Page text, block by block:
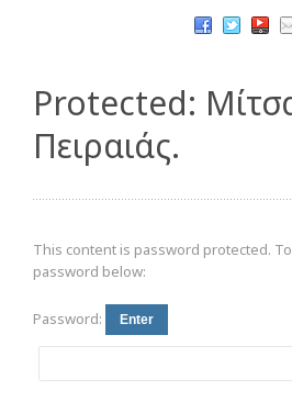
Protected:
Πειραιάς.
This content is password protected.
password below:
Password: